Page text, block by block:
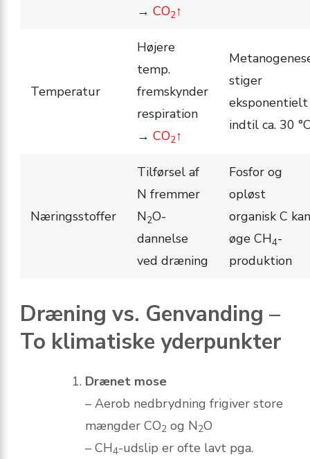
→ CO2↑
Temperatur
Højere
temp.
fremskynder
respiration
→ CO2↑
stiger
eksponentielt
indtil ca. 30
Næringsstoffer
Tilførsel af
N fremmer
N2O-
dannelse
ved dræning
Fosfor og
opløst
organisk C kan
øge CH4-
produktion
Dræning vs. Genvanding –
To klimatiske yderpunkter
Drænet mose
– Aerob nedbrydning frigiver store
mængder CO2 og N2O
– CH4-udslip er ofte lavt pga.